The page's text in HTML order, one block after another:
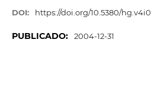
DOI: https://doi.org/10.5380/hg.v4i0
PUBLICADO: 2004-12-31